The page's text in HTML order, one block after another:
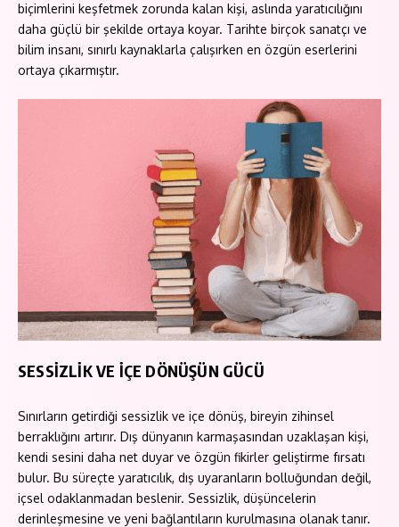
biçimlerini keşfetmek zorunda kalan kişi, aslında yaratıcılığını
daha güçlü bir şekilde ortaya koyar. Tarihte birçok sanatçı ve
bilim insanı, sınırlı kaynaklarla çalışırken en özgün eserlerini
ortaya çıkarmıştır.
SESSİZLİK VE İÇE DÖNÜŞÜN GÜCÜ
Sınırların getirdiği sessizlik ve içe dönüş, bireyin zihinsel
berraklığını artırır. Dış dünyanın karmaşasından uzaklaşan kişi,
kendi sesini daha net duyar ve özgün fikirler geliştirme fırsatı
bulur. Bu süreçte yaratıcılık, dış uyaranların bolluğundan değil,
içsel odaklanmadan beslenir. Sessizlik, düşüncelerin
derinleşmesine ve yeni bağlantıların kurulmasına olanak tanır.